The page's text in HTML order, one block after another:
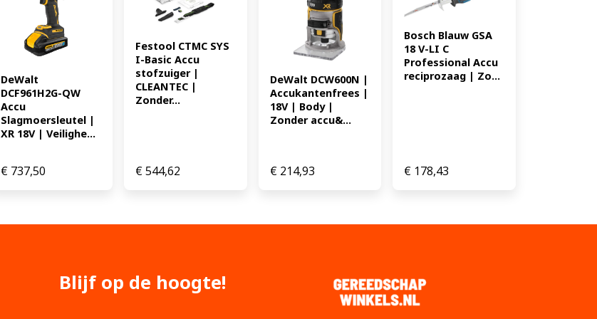
DeWalt
DCF961H2G-QW
Accu
Slagmoersleutel |
XR 18V | Veilighe...
€ 737,50
Festool CTMC SYS
I-Basic Accu
stofzuiger |
CLEANTEC |
Zonder...
€544,62
DeWalt DCW600N |
Accukantenfrees |
18V | Body |
Zonder accu&...
€214,93
Bosch Blauw GSA
18 V-LI C
Professional Accu
reciprozaag | Zo...
€ 178,43
Blijf op de hoogte!